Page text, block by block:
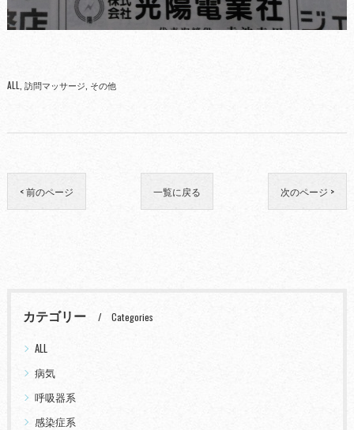
ALL 訪問マッサージ その他
< 前のページ 一覧に戻る 次のページ >
カテゴリー Categories
ALL
病気
呼吸器系
感染症系